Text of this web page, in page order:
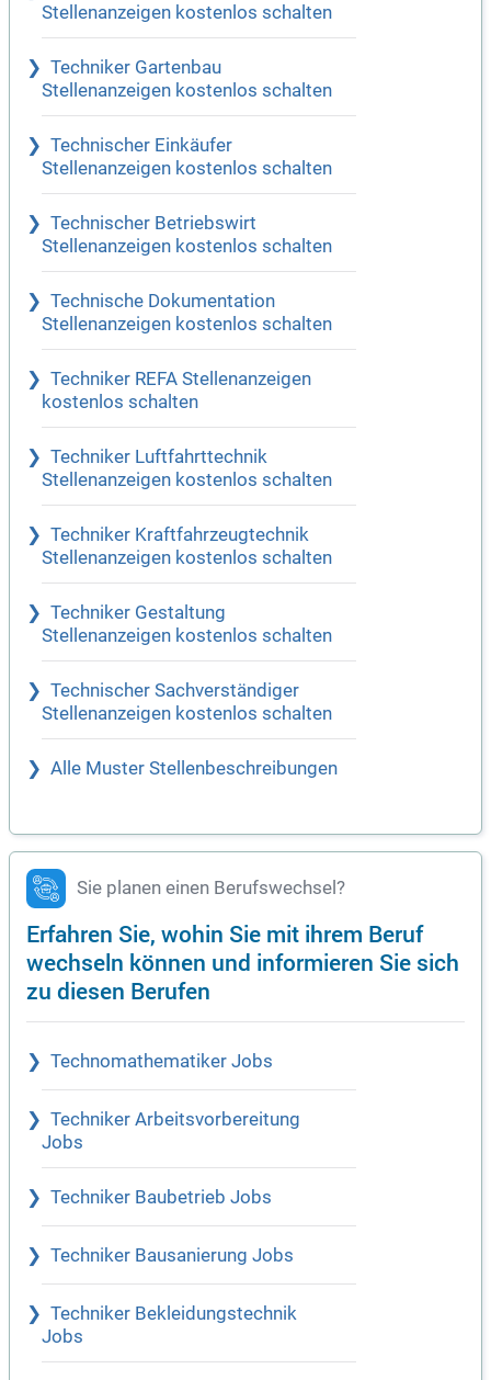
Stellenanzeigen kostenlos schalten
Techniker Gartenbau
Stellenanzeigen kostenlos schalten
Technischer Einkäufer
Stellenanzeigen kostenlos schalten
Technischer Betriebswirt
Stellenanzeigen kostenlos schalten
Technische Dokumentation
Stellenanzeigen kostenlos schalten
Techniker REFA Stellenanzeigen
kostenlos schalten
Techniker Luftfahrttechnik
Stellenanzeigen kostenlos schalten
Techniker Kraftfahrzeugtechnik
Stellenanzeigen kostenlos schalten
Techniker Gestaltung
Stellenanzeigen kostenlos schalten
Technischer Sachverständiger
Stellenanzeigen kostenlos schalten
Alle Muster Stellenbeschreibungen
Sie planen einen Berufswechsel?
Erfahren Sie, wohin Sie mit ihrem Beruf
wechseln können und informieren Sie sich
zu diesen Berufen
Technomathematiker Jobs
Techniker Arbeitsvorbereitung
Jobs
Techniker Baubetrieb Jobs
Techniker Bausanierung Jobs
Techniker Bekleidungstechnik
Jobs